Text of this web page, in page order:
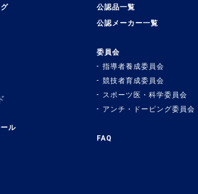
ル
公認品一覧
公認メーカー一覧
委員会
指導者養成委員会
競技者育成委員会
スポーツ医・科学委員会
アンチ・ドーピング委員会
FAQ